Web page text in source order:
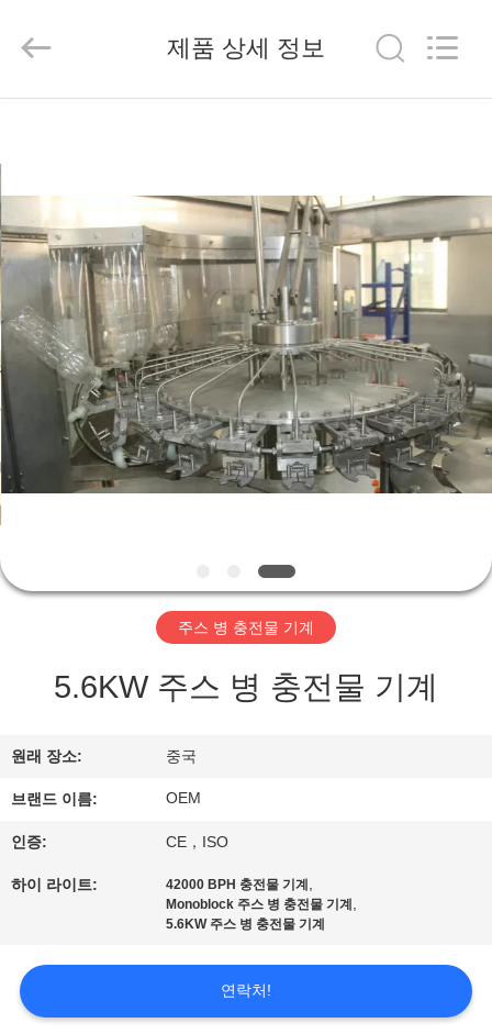
정
제
품
저
희
에
관
하
여
투
어
리
Road
Enterprise
Co.,LTD.
제품 상세 정보
주스 병 충전물 기계
5.6KW 주스 병 충전물 기계
원래 장소: 중국
브랜드 이름: OEM
인증: CE，ISO
하이 라이트: 42000 BPH 충전물 기계 ,
Monoblock 주스 병 충전물 기계 ,
5.6KW 주스 병 충전물 기계
연락처!